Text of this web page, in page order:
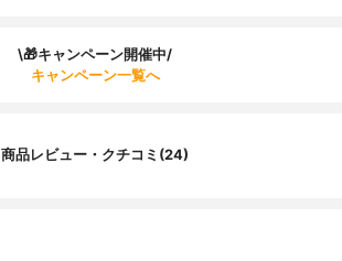
\🎁キャンペーン開催中/
キャンペーン一覧へ
商品レビュー・クチコミ(24)